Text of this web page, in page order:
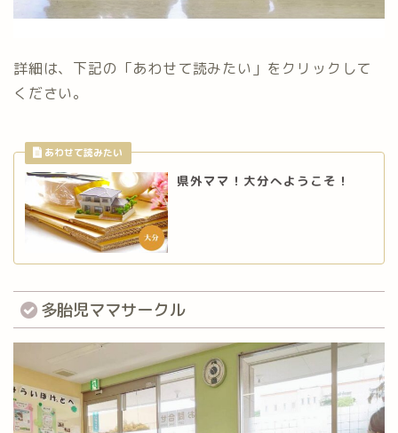
詳細は、下記の「あわせて読みたい」をクリックして
ください。
県外ママ！大分へようこそ！
多胎児ママサークル